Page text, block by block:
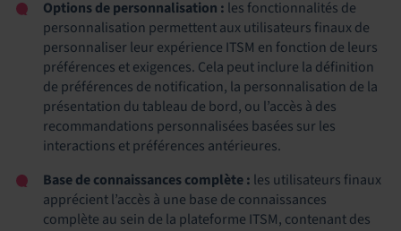
Options de personnalisation : les fonctionnalités de
personnalisation permettent aux utilisateurs finaux de
personnaliser leur expérience ITSM en fonction de leurs
préférences et exigences. Cela peut inclure la définition
de préférences de notification, la personnalisation de la
présentation du tableau de bord, ou l’accès à des
recommandations personnalisées basées sur les
interactions et préférences antérieures.
Base de connaissances complète : les utilisateurs finaux
apprécient l’accès à une base de connaissances
complète au sein de la plateforme ITSM, contenant des